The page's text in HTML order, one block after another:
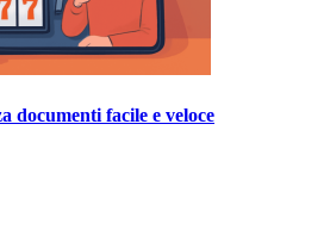
documenti facile e veloce